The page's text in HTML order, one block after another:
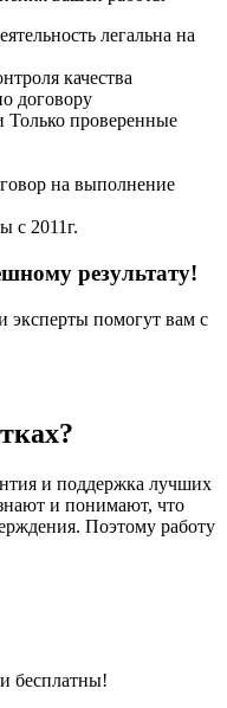
легальна на
качества
договору
Только проверенные
на выполнение
с 2011г.
результату!
эксперты помогут вам с
и поддержка лучших
и понимают, что
Поэтому работу
бесплатны!